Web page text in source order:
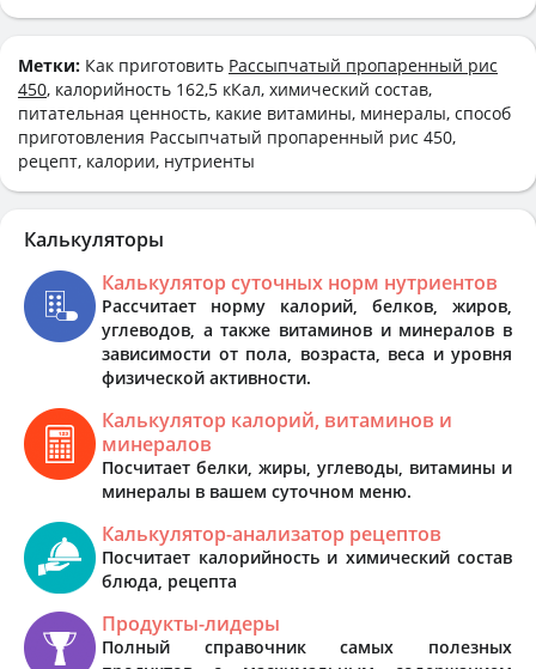
Метки: Как приготовить Рассыпчатый пропаренный рис
450, калорийность 162,5 кКал, химический состав,
питательная ценность, какие витамины, минералы, способ
приготовления Рассыпчатый пропаренный рис 450,
рецепт, калории, нутриенты
Калькуляторы
Калькулятор суточных норм нутриентов
Рассчитает норму калорий, белков, жиров,
углеводов, а также витаминов и минералов в
зависимости от пола, возраста, веса и уровня
физической активности.
Калькулятор калорий, витаминов и
минералов
Посчитает белки, жиры, углеводы, витамины и
минералы в вашем суточном меню.
Калькулятор-анализатор рецептов
Посчитает калорийность и химический состав
блюда, рецепта
Продукты-лидеры
Полный справочник самых полезных